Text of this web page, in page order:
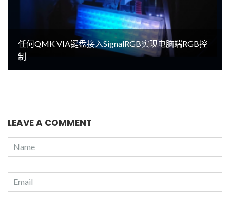
任何QMK VIA键盘接入SignalRGB实现电脑端RGB控
制
LEAVE A COMMENT